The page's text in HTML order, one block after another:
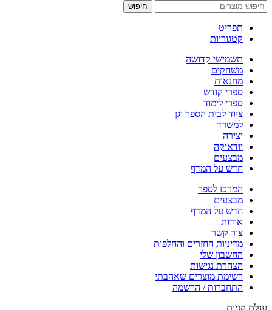
חיפוש
תפריט
קטגוריות
תשמישי קדושה
משחקים
מחנאות
ספרי קודש
ספרי לימוד
ציוד לבית הספר וגן
למשרד
יצירה
יודאיקה
מבצעים
חדש על המדף
המרכז לספר
מבצעים
חדש על המדף
אודות
צור קשר
מדיניות החזרים והחלפות
החשבון שלי
הצהרת נגישות
רשימת מוצרים שאהבתי
התחברות / הרשמה
עגלת קניות